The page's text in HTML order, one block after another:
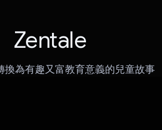
Zentale
換為有趣又富教育意義的兒童故事